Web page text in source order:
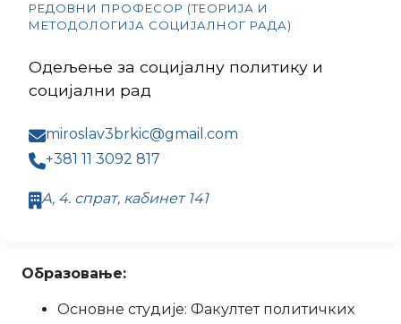
РЕДОВНИ ПРОФЕСОР (ТЕОРИЈА И
МЕТОДОЛОГИЈА СОЦИЈАЛНОГ РАДА)
Одељење за социјалну политику и
социјални рад
miroslav3brkic@gmail.com
+381 11 3092 817
А, 4. спрат, кабинет 141
Образовање:
Основне студије: Факултет политичких